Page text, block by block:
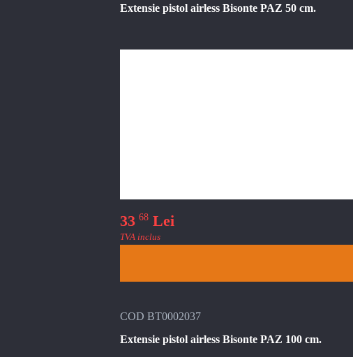
Extensie pistol airless Bisonte PAZ 50 cm.
33 68 Lei
TVA inclus
COD BT0002037
Extensie pistol airless Bisonte PAZ 100 cm.